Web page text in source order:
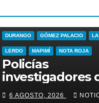
DURANGO GÓMEZ PALACIO
LERDO MAPIMÍ NOTA ROJA
Policías
investigadores
Durango
6 AGOSTO, 2026